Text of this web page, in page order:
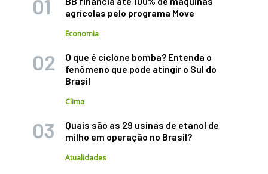
agrícolas pelo programa Move
Economia
O que é ciclone bomba? Entenda o
fenômeno que pode atingir o Sul do
Brasil
Clima
Quais são as 29 usinas de etanol de
milho em operação no Brasil?
Atualidades